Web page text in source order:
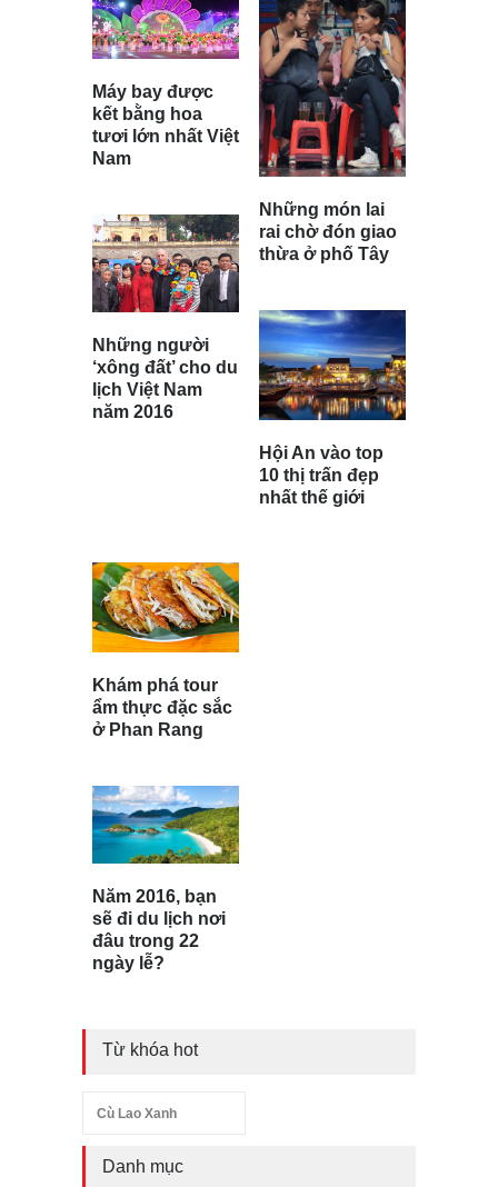
Máy bay được
kết bằng hoa
tươi lớn nhất Việt
Nam
Những người
‘xông đất’ cho du
lịch Việt Nam
năm 2016
Những món lai
rai chờ đón giao
thừa ở phố Tây
Hội An vào top
10 thị trấn đẹp
nhất thế giới
Khám phá tour
ẩm thực đặc sắc
ở Phan Rang
Năm 2016, bạn
sẽ đi du lịch nơi
đâu trong 22
ngày lễ?
Từ khóa hot
Cù Lao Xanh
Danh mục